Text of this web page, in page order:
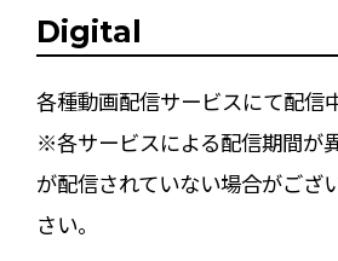
Digital
各種動画配信サービスにて配信
※各サービスによる配信期間が
が配信されていない場合がござ
さい。